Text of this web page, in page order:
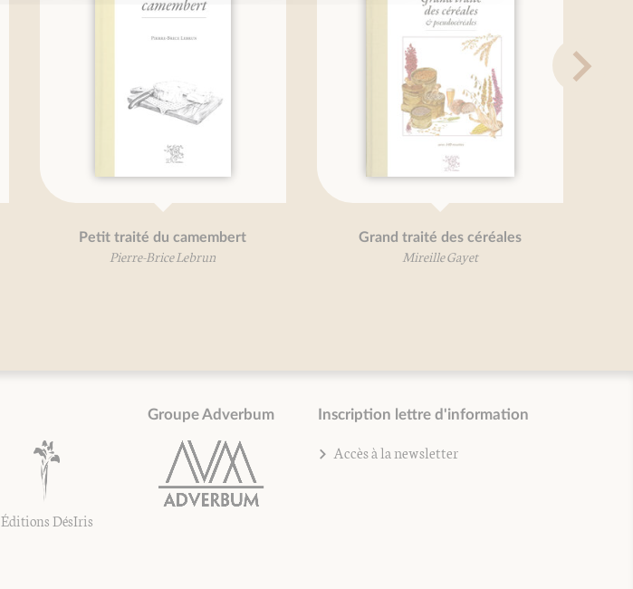
Petit traité du camembert
Pierre-Brice Lebrun
Grand traité des céréales
Mireille Gayet
Éditions DésIris
Groupe Adverbum Inscription lettre d'information
Accès à la newsletter